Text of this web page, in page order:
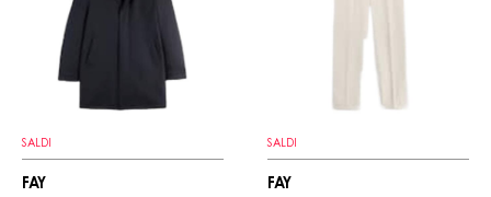
SALDI
FAY
SALDI
FAY